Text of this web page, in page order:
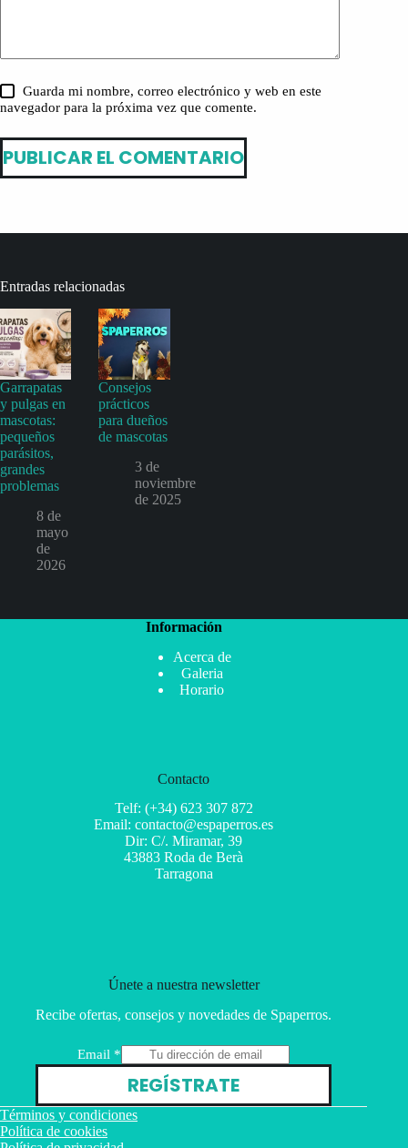
Guarda mi nombre, correo electrónico y web en este
navegador para la próxima vez que comente.
PUBLICAR EL COMENTARIO
Entradas relacionadas
Garrapatas
y pulgas en
mascotas:
pequeños
parásitos,
grandes
problemas
8 de
mayo
de
2026
Consejos
prácticos
para dueños
de mascotas
3 de
noviembre
de 2025
Información
Acerca de
Galeria
Horario
Contacto
Telf: (+34) 623 307 872
Email: contacto@espaperros.es
Dir: C/. Miramar, 39
43883 Roda de Berà
Tarragona
Únete a nuestra newsletter
Recibe ofertas, consejos y novedades de Spaperros.
m
i
l
Email *
REGÍSTRATE
Términos y condiciones
Política de cookies